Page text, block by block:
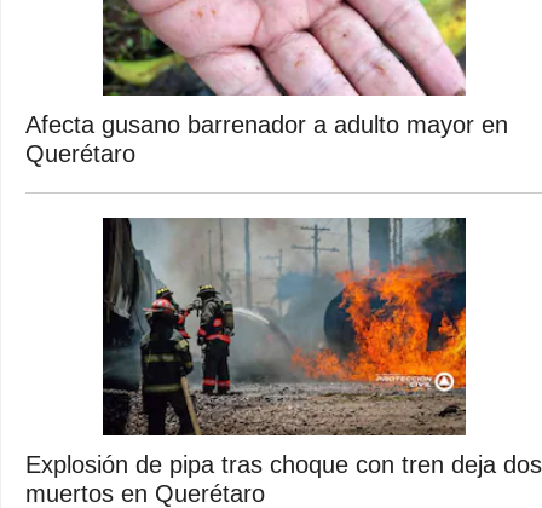
Afecta gusano barrenador a adulto mayor en
Querétaro
Explosión de pipa tras choque con tren deja dos
muertos en Querétaro